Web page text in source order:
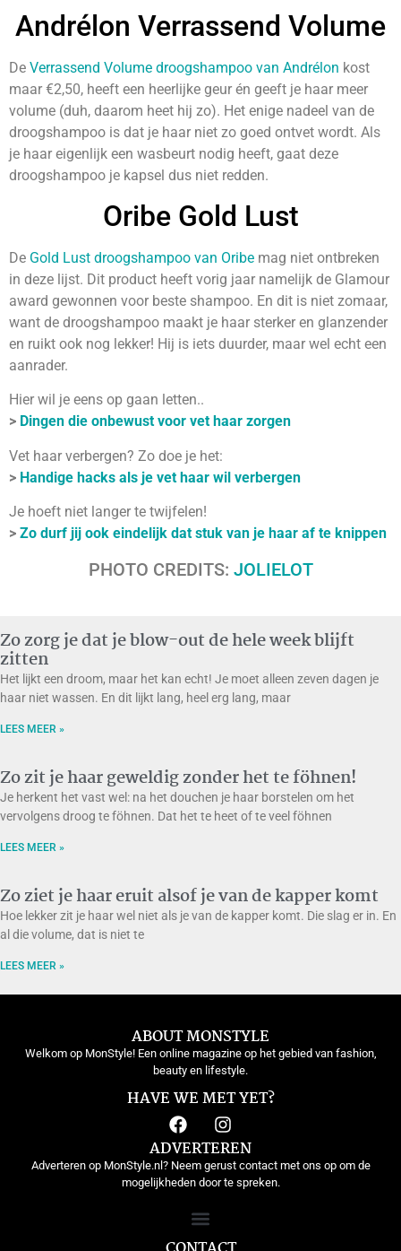
Andrélon Verrassend Volume
De Verrassend Volume droogshampoo van Andrélon kost
maar €2,50, heeft een heerlijke geur én geeft je haar meer
volume (duh, daarom heet hij zo). Het enige nadeel van de
droogshampoo is dat je haar niet zo goed ontvet wordt. Als
je haar eigenlijk een wasbeurt nodig heeft, gaat deze
droogshampoo je kapsel dus niet redden.
Oribe Gold Lust
De Gold Lust droogshampoo van Oribe mag niet ontbreken
in deze lijst. Dit product heeft vorig jaar namelijk de Glamour
award gewonnen voor beste shampoo. En dit is niet zomaar,
want de droogshampoo maakt je haar sterker en glanzender
en ruikt ook nog lekker! Hij is iets duurder, maar wel echt een
aanrader.
Hier wil je eens op gaan letten..
> Dingen die onbewust voor vet haar zorgen
Vet haar verbergen? Zo doe je het:
> Handige hacks als je vet haar wil verbergen
Je hoeft niet langer te twijfelen!
> Zo durf jij ook eindelijk dat stuk van je haar af te knippen
PHOTO CREDITS: JOLIELOT
Zo zorg je dat je blow-out de hele week blijft
zitten
Het lijkt een droom, maar het kan echt! Je moet alleen zeven dagen je
haar niet wassen. En dit lijkt lang, heel erg lang, maar
LEES MEER »
Zo zit je haar geweldig zonder het te föhnen!
Je herkent het vast wel: na het douchen je haar borstelen om het
vervolgens droog te föhnen. Dat het te heet of te veel föhnen
LEES MEER »
Zo ziet je haar eruit alsof je van de kapper komt
Hoe lekker zit je haar wel niet als je van de kapper komt. Die slag er in. En
al die volume, dat is niet te
LEES MEER »
ABOUT MONSTYLE
Welkom op MonStyle! Een online magazine op het gebied van fashion,
beauty en lifestyle.
HAVE WE MET YET?
ADVERTEREN
Adverteren op MonStyle.nl? Neem gerust contact met ons op om de
mogelijkheden door te spreken.